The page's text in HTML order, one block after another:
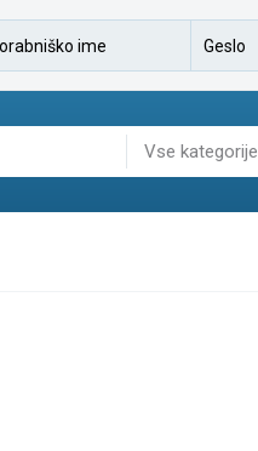
Vse kategorije